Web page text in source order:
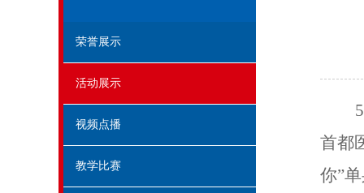
荣誉展示
活动展示
视频点播
教学比赛
5
首都
你”